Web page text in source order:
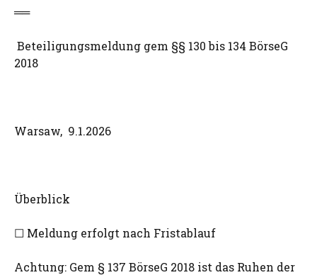
══
Beteiligungsmeldung gem §§ 130 bis 134 BörseG
2018
Warsaw, 9.1.2026
Überblick
☐ Meldung erfolgt nach Fristablauf
Achtung: Gem § 137 BörseG 2018 ist das Ruhen der